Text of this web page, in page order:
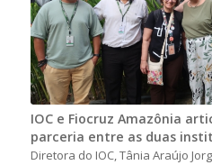
IOC e Fiocruz Amazônia
parceria entre as duas
Diretora do IOC, Tânia Araújo